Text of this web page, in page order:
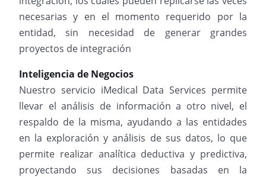
necesarias y en el momento requerido por la
entidad, sin necesidad de generar grandes
proyectos de integración
Inteligencia de Negocios
Nuestro servicio iMedical Data Services permite
llevar el análisis de información a otro nivel, el
respaldo de la misma, ayudando a las entidades
en la exploración y análisis de sus datos, lo que
permite realizar analítica deductiva y predictiva,
proyectando sus decisiones basadas en la